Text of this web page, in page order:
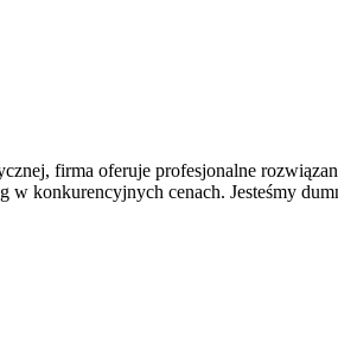
firma oferuje profesjonalne
konkurencyjnych cenach. Jesteśmy